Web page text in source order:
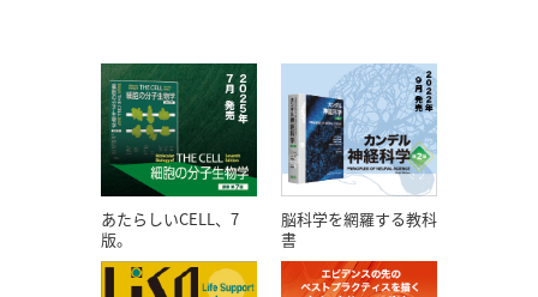
あたらしいCELL、7
版。
脳科学を網羅する教科
書